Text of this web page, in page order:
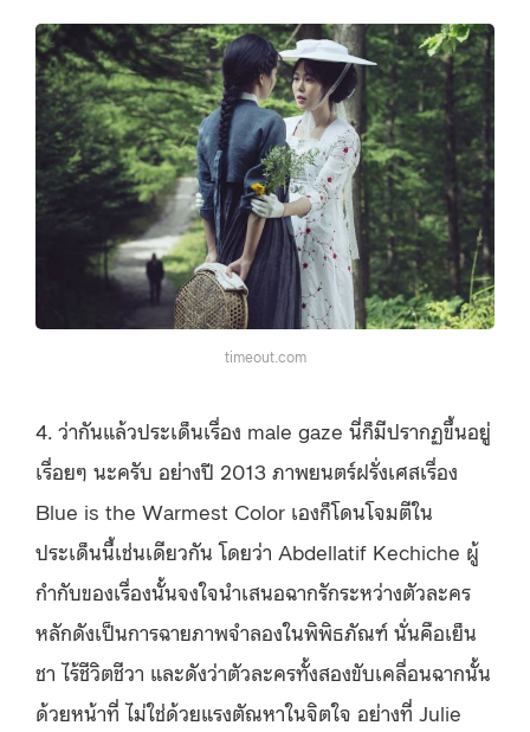
timeout.com
4. ว่ากันแล้วประเด็นเรื่อง male gaze นี่ก็มีปรากฏขึ้นอยู่
เรื่อยๆ นะครับ อย่างปี 2013 ภาพยนตร์ฝรั่งเศสเรื่อง
Blue is the Warmest Color เองก็โดนโจมตีใน
ประเด็นนี้เช่นเดียวกัน โดยว่า Abdellatif Kechiche ผู้
กำกับของเรื่องนั้นจงใจนำเสนอฉากรักระหว่างตัวละคร
หลักดังเป็นการฉายภาพจำลองในพิพิธภัณฑ์ นั่นคือเย็น
ชา ไร้ชีวิตชีวา และดังว่าตัวละครทั้งสองขับเคลื่อนฉากนั้น
ด้วยหน้าที่ ไม่ใช่ด้วยแรงตัณหาในจิตใจ อย่างที่ Julie